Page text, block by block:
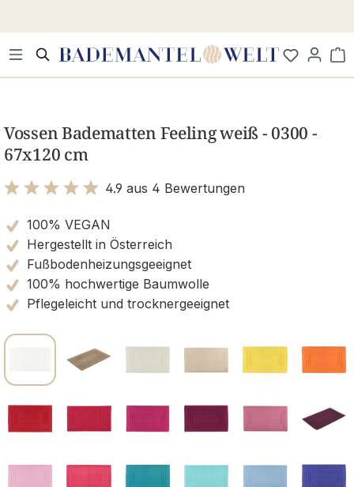
Vossen Badematten Feeling weiß - 0300 -
67x120 cm
4.9 aus 4 Bewertungen
100% VEGAN
Hergestellt in Österreich
Fußbodenheizungsgeeignet
100% hochwertige Baumwolle
Pflegeleicht und trocknergeeignet